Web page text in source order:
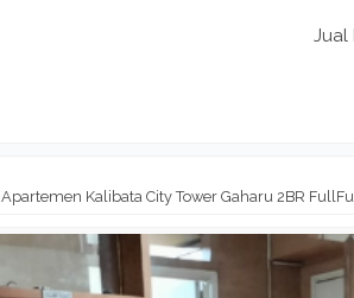
Jual
Apartemen Kalibata City Tower Gaharu 2BR